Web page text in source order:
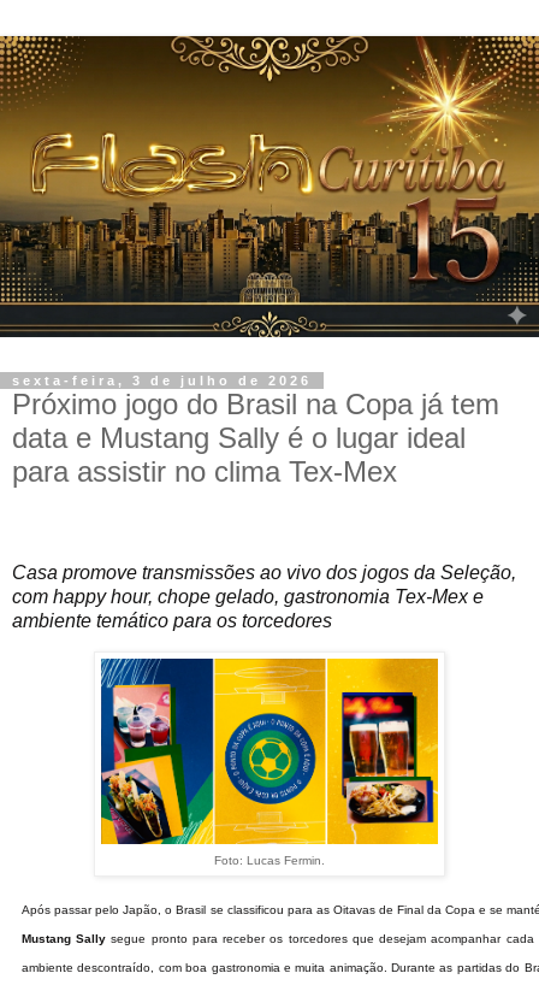
sexta-feira, 3 de julho de 2026
Próximo jogo do Brasil na Copa já tem
data e Mustang Sally é o lugar ideal
para assistir no clima Tex-Mex
Casa promove transmissões ao vivo dos jogos da Seleção,
com happy hour, chope gelado, gastronomia Tex-Mex e
ambiente temático para os torcedores
Foto: Lucas Fermin.
Após passar pelo Japão, o Brasil se classificou para as Oitavas de Final da Copa e se
Mustang Sally segue pronto para receber os torcedores que desejam acompanhar
ambiente descontraído, com boa gastronomia e muita animação. Durante as partidas do